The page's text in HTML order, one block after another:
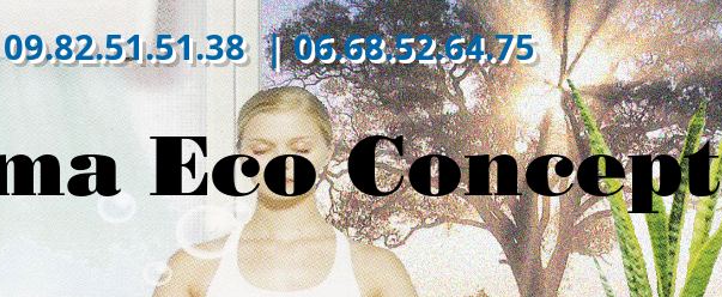
09.82.51.51.38 | 06.68.52.64.75
Eco Concept